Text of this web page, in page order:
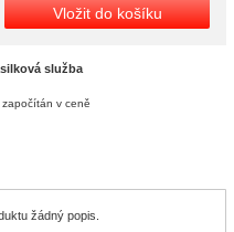
Vložit do košíku
služba
v ceně
žádný popis.